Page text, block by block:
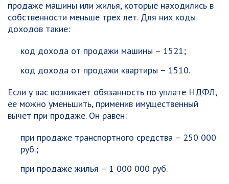
продаже машины или жилья, которые находились в
собственности меньше трех лет. Для них коды
доходов такие:
код дохода от продажи машины – 1521;
код дохода от продажи квартиры – 1510.
Если у вас возникает обязанность по уплате НДФЛ,
ее можно уменьшить, применив имущественный
вычет при продаже. Он равен:
при продаже транспортного средства – 250 000
руб.;
при продаже жилья – 1 000 000 руб.